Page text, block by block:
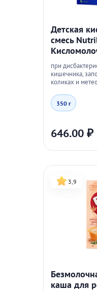
Детская
смесь
при
кишечника,
коликах и
350 г
646.00₽
3,9
каша для